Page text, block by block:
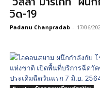
วิด-19
Padanu Chanpradab - 17/06/